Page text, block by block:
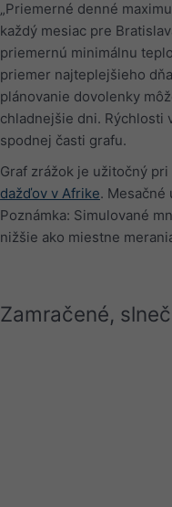
„Priemerné denné
každý mesiac pre
priemernú minimálnu
priemer najteplejšieho
plánovanie dovolenky
chladnejšie dni. Rýchlosti
spodnej časti grafu.
Graf zrážok je užitočný
dažďov v Afrike. Mesačné
Poznámka: Simulované
nižšie ako miestne
Zamračené,